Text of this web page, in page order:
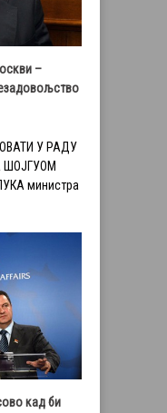
–
У РАДУ
ШОЈГУОМ
министра
кад би